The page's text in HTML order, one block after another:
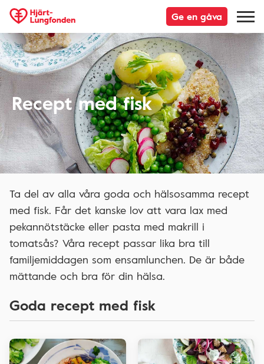
Ge en gåva
Recept med fisk
Ta del av alla våra goda och hälsosamma recept
med fisk. Får det kanske lov att vara lax med
pekannötstäcke eller pasta med makrill i
tomatsås? Våra recept passar lika bra till
familjemiddagen som ensamlunchen. De är både
mättande och bra för din hälsa.
Goda recept med fisk